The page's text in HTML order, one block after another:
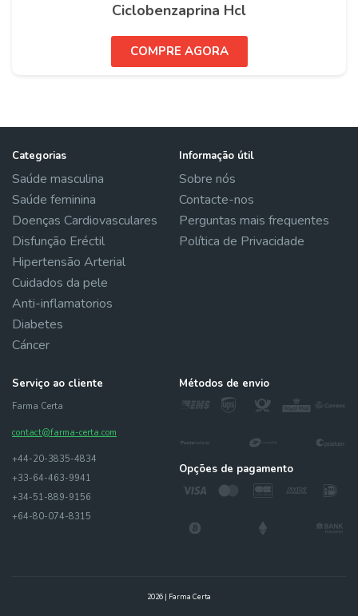
Ciclobenzaprina Hcl
COMPRE AGORA
Categorias
Saúde masculina
Saúde feminina
Doenças Cardiovasculares
Disfunção Eréctil
Hipertensão Arterial
Cuidados da pele
Anti-inflamatorios
Diabetes
Cáncer
Informação útil
Sobre nós
Contacte-nos
Perguntas mais frequentes
Política de Privacidade
Serviço ao cliente
Farma Certa
contact@farma-certa.com
+44-20-3835-4834
+33-64-463-9941
+34-51-889-9156
+64-80-074-8315
Métodos de envio
Opções de pagamento
2026 | Farma Certa